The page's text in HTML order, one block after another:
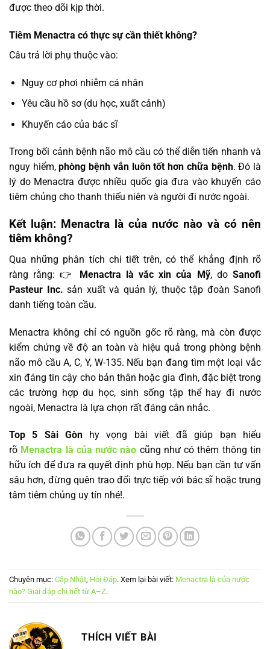
được theo dõi kịp thời.
Tiêm Menactra có thực sự cần thiết không?
Câu trả lời phụ thuộc vào:
Nguy cơ phơi nhiễm cá nhân
Yêu cầu hồ sơ (du học, xuất cảnh)
Khuyến cáo của bác sĩ
Trong bối cảnh bệnh não mô cầu có thể diễn tiến nhanh và
nguy hiểm,phòng bệnh vẫn luôn tốt hơn chữa bệnh. Đó là
lý do Menactra được nhiều quốc gia đưa vào khuyến cáo
tiêm chủng cho thanh thiếu niên và người đi nước ngoài.
Kết luận: Menactra là của nước nào và có nên
tiêm không?
Qua những phân tích chi tiết trên, có thể khẳng định rõ
ràng rằng: 👉 Menactra là vắc xin của Mỹ, doSanofi
Pasteur Inc. sản xuất và quản lý, thuộc tập đoàn Sanofi
danh tiếng toàn cầu.
Menactra không chỉ có nguồn gốc rõ ràng, mà còn được
kiểm chứng về độ an toàn và hiệu quả trong phòng bệnh
não mô cầu A, C, Y, W-135. Nếu bạn đang tìm một loại vắc
xin đáng tin cậy cho bản thân hoặc gia đình, đặc biệt trong
các trường hợp du học, sinh sống tập thể hay đi nước
ngoài, Menactra là lựa chọn rất đáng cân nhắc.
Top 5 Sài Gònhy vọng bài viết đã giúp bạn hiểu
rõ Menactra là của nước nào cũng như có thêm thông tin
hữu ích để đưa ra quyết định phù hợp. Nếu bạn cần tư vấn
sâu hơn, đừng quên trao đổi trực tiếp với bác sĩ hoặc trung
tâm tiêm chủng uy tín nhé!.
Chuyên mục: Cập Nhật Hỏi Đáp. Xem lại bài viết: Menactra là của nước
nào? Giải đáp chi tiết từ A–Z.
THÍCH VIẾT BÀI